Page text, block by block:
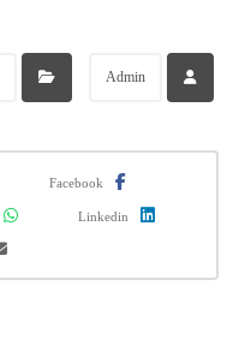
Admin
Facebook
Linkedin